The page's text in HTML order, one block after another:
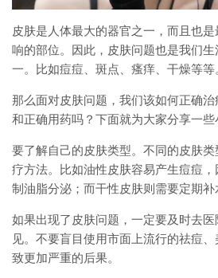
皮肤是人体最大的器官之一，而且也
响的部位。因此，皮肤问题也是我们
一。比如痘痘、斑点、瘙痒、干燥等等
那么面对皮肤问题，我们该如何正确
和正确用药吗？下面就为大家分享一些
要了解自己的皮肤类型。不同的皮肤
疗方法。比如油性皮肤容易产生痘痘
制油脂分泌；而干性皮肤则需要定期补
如果出现了皮肤问题，一定要及时去
见。不要盲目使用市面上流行的祛痘
致更加严重的后果。